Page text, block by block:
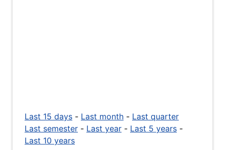
Last 15 days - Last month - Last quarter
Last semester - Last year - Last 5 years -
Last 10 years